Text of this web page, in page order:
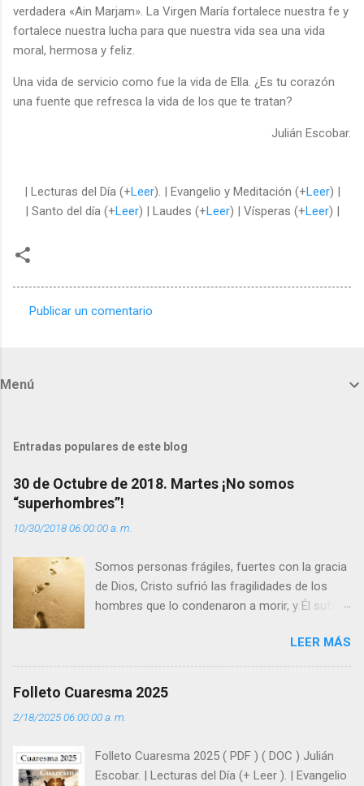
verdadera «Ain Marjam». La Virgen María fortalece nuestra fe y
fortalece nuestra lucha para que nuestra vida sea una vida
moral, hermosa y feliz.
Una vida de servicio como fue la vida de Ella. ¿Es tu corazón
una fuente que refresca la vida de los que te tratan?
Julián Escobar.
| Lecturas del Día (+Leer). | Evangelio y Meditación (+Leer) |
| Santo del día (+Leer) | Laudes (+Leer) | Vísperas (+Leer) |
t
r
i
o
s
Publicar un comentario
Menú
Entradas populares de este blog
30 de Octubre de 2018. Martes ¡No somos
“superhombres”!
10/30/2018 06:00:00 a. m.
Somos personas frágiles, fuertes con la gracia
de Dios, Cristo sufrió las fragilidades de los
hombres que lo condenaron a morir, y Él sufrió
enseña Jesucristo? Que, si seguimos sus
huellas, sin ser superhombres, podemos
afrontar las adversidades con la fuerza y la luz
siempre está pendiente de nosotros. Amar es
y protegidos por nosotros. “ Señor, soy un
árbol sin frutos, pero tú me das la savia para
LEER MÁS
Folleto Cuaresma 2025
2/18/2025 06:00:00 a. m.
Folleto Cuaresma 2025 ( PDF ) ( DOC ) Julián
Escobar. | Lecturas del Día (+ Leer ). | Evangelio